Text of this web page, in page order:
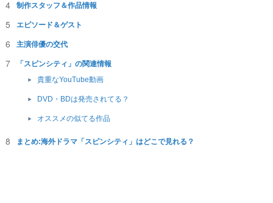
制作スタッフ＆作品情報
エピソード＆ゲスト
主演俳優の交代
「スピンシティ」の関連情報
貴重なYouTube動画
DVD・BDは発売されてる？
オススメの似てる作品
まとめ:海外ドラマ「スピンシティ」はどこで見れる？